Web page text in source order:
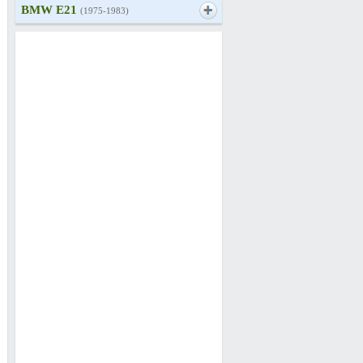
BMW E21 (1975-1983)